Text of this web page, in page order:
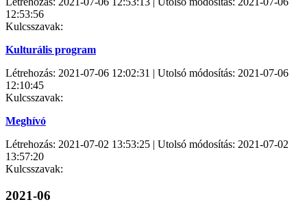
12:53:56
Kulcsszavak:
Kulturális program
Létrehozás: 2021-07-06 12:02:31 | Utolsó módosítás: 2021-07-06
12:10:45
Kulcsszavak:
Meghívó
Létrehozás: 2021-07-02 13:53:25 | Utolsó módosítás: 2021-07-02
13:57:20
Kulcsszavak:
2021-06